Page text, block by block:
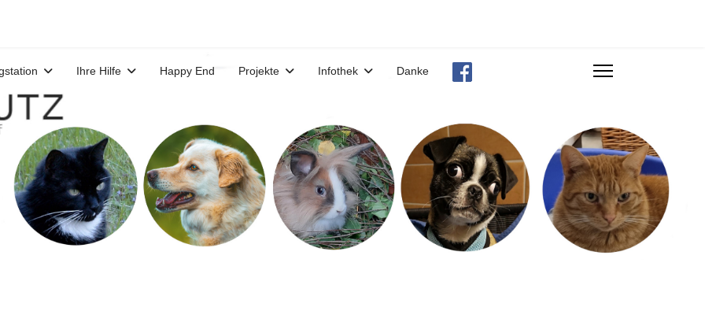
Ihre Hilfe Happy End Projekte Infothek Danke